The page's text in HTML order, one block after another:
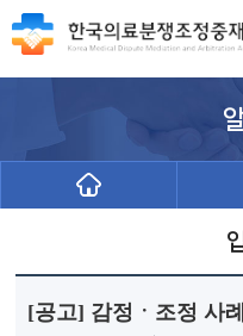
[공고] 감정ㆍ조정 사